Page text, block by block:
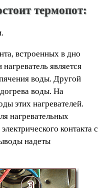
термопот:
встроенных в дно
является
воды. Другой
воды. На
этих нагревателей.
нагревательных
контакта с
надеты